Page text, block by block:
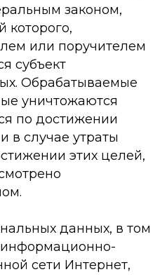
законом,
которого,
или поручителем
субъект
Обрабатываемые
уничтожаются
по достижении
в случае утраты
этих целей,
данных, в том
сети Интернет,